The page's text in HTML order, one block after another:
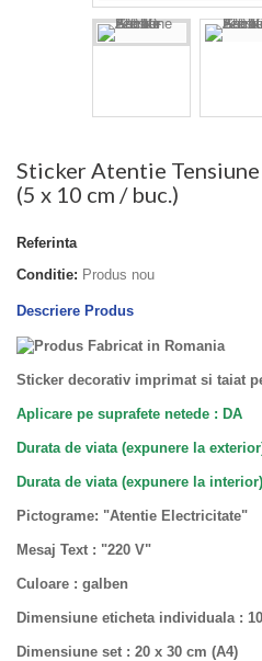
Sticker Atentie
(5 x 10 cm / buc.)
Referinta
Conditie: Produs nou
Descriere Produs
Sticker decorativ imprimat si taiat
Aplicare pe suprafete netede : DA
Durata de viata (expunere la exterior
Durata de viata (expunere la interior
Pictograme: "Atentie Electricitate"
Mesaj Text : "220 V"
Culoare : galben
Dimensiune eticheta individuala :
Dimensiune set : 20 x 30 cm (A4)